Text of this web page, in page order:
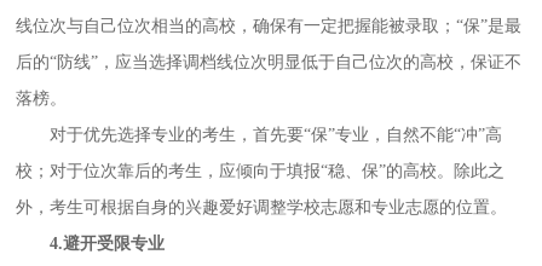
线位次与自己位次相当的高校，确保有一定把握能被录取；“保”是最
后的“防线”，应当选择调档线位次明显低于自己位次的高校，保证不
落榜。
对于优先选择专业的考生，首先要“保”专业，自然不能“冲”高
校；对于位次靠后的考生，应倾向于填报“稳、保”的高校。除此之
外，考生可根据自身的兴趣爱好调整学校志愿和专业志愿的位置。
4.避开受限专业